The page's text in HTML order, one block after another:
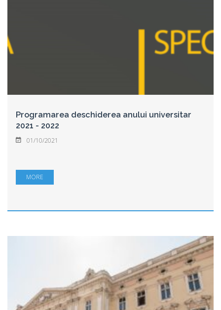
Programarea deschiderea anului universitar
2021 - 2022
01/10/2021
MORE